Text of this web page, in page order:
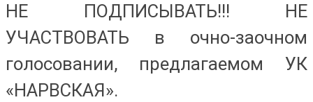
НЕ ПОДПИСЫВАТЬ!!! НЕ
УЧАСТВОВАТЬ в очно-заочном
голосовании, предлагаемом УК
«НАРВСКАЯ».